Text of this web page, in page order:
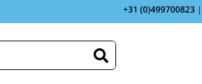
+31 (0)499700823 |